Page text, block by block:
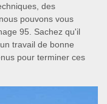
des
pouvons vous
95. Sachez qu'il
travail de bonne
pour terminer ces